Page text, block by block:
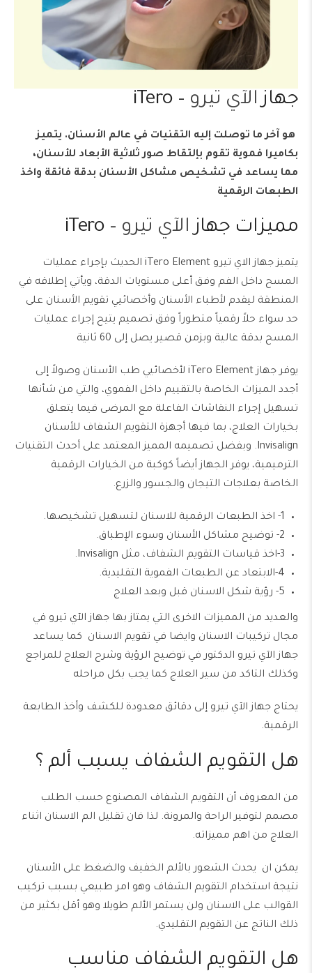
جهازالآي تيرو – iTero
هو آخر ما توصلت إليه التقنيات في عالم الأسنان. يتميز
بكاميرا فموية تقوم بإلتقاط صور ثلاثية الأبعاد للأسنان،
مما يساعد في تشخيص مشاكل الأسنان بدقة فائقة واخذ
الطبعات الرقمية
مميزات جهاز الآي تيرو – iTero
يتميز جهاز الاي تيرو iTero Element الحديث بإجراء عمليات
المسح داخل الفم وفق أعلى مستويات الدقة، ويأتي إطلاقه في
المنطقة ليقدم لأطباء الأسنان وأخصائيي تقويم الأسنان على
حد سواء حلاً رقمياً متطوراً وفق تصميم يتيح إجراء عمليات
المسح بدقة عالية وبزمن قصير يصل إلى 60 ثانية
يوفر جهازiTero Element
لأخصائيي طب الأسنان وصولاً إلى
أجدد الميزات الخاصة بالتقييم داخل الفموي، والتي من شأنها
تسهيل إجراء النقاشات الفاعلة مع المرضى فيما يتعلق
بخيارات العلاج، بما فيها أجهزة التقويم الشفاف للأسنان
Invisalign. وبفضل تصميمه المميز المعتمد على أحدث التقنيات
الترميمية، يوفر الجهاز أيضاً كوكبة من الخيارات الرقمية
الخاصة بعلاجات التيجان والجسور والزرع.
1- اخذ الطبعات الرقمية للاسنان لتسهيل تشخيصها.
2- توضيح مشاكل الأسنان وسوء الإطباق.
3-اخذ قياسات
التقويم الشفاف، مثل Invisalign
.
4-الابتعاد عن الطبعات الفموية التقليدية.
5- رؤية شكل الاسنان قبل وبعد العلاج
والعديد من المميزات الاخرى التي يمتاز بها جهاز الآي تيرو في
مجال تركيبات الاسنان وايضا في تقويم الاسنان كما يساعد
جهاز الآي تيرو الدكتور في توضيح الرؤية وشرح العلاج للمراجع
وكذلك التاكد من سير العلاج كما يجب بكل مراحله
يحتاج جهاز الآي تيرو إلى دقائق معدودة للكشف وأخذ الطابعة
الرقمية.
هل التقويم الشفاف يسبب ألم ؟
من المعروف أن التقويم الشفاف المصنوع حسب الطلب
مصمم لتوفير الراحة والمرونة. لذا فان تقليل الم الاسنان اثناء
العلاج من اهم مميزاته.
يمكن ان يحدث الشعور بالألم الخفيف والضغط على الأسنان
نتيجة استخدام التقويم الشفاف وهو امر طبيعي بسبب تركيب
القوالب على الاسنان ولن يستمر الألم طويلا وهو أقل بكثير من
ذلك الناتج عن التقويم التقليدي.
هل التقويم الشفاف مناسب